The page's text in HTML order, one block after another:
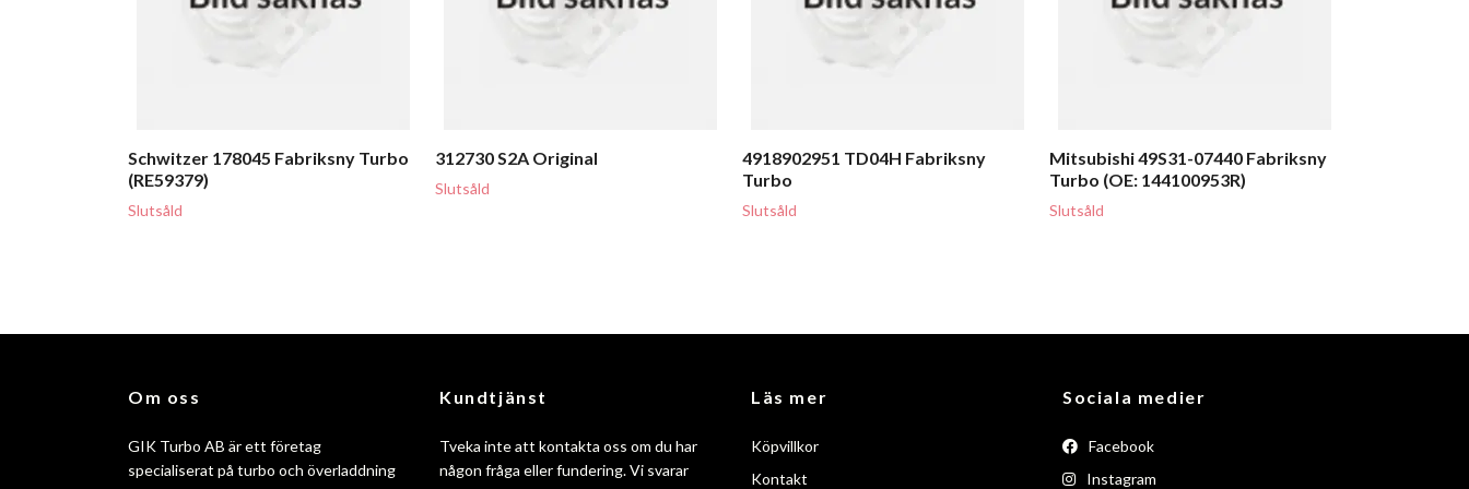
Schwitzer 178045 Fabriksny Turbo
(RE59379)
Slutsåld
312730 S2A Original
Slutsåld
4918902951 TD04H Fabriksny
Turbo
Slutsåld
Mitsubishi 49S31-07440 Fabriksny
Turbo (OE: 144100953R)
Slutsåld
Om oss
GIK Turbo AB är ett företag
specialiserat på turbo och överladdning
Kundtjänst
Tveka inte att kontakta oss om du har
någon fråga eller fundering. Vi svarar
Läs mer
Köpvillkor
Kontakt
Sociala medier
Facebook
Instagram